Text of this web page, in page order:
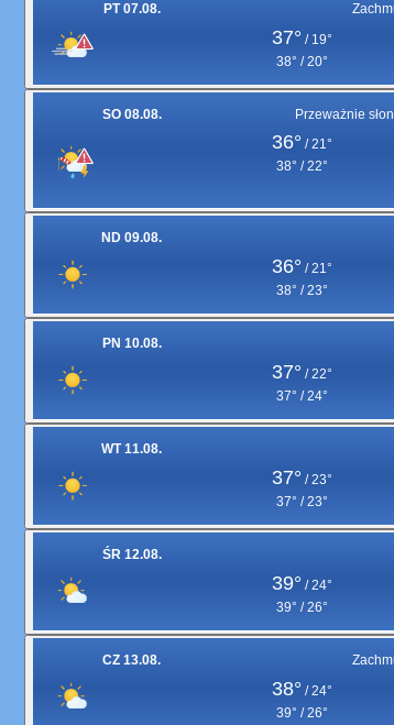
PT 07.08.
37° / 19°
38° / 20°
SO 08.08. Przeważnie
36° / 21°
38° / 22°
ND 09.08.
36° / 21°
38° / 23°
PN 10.08.
37° / 22°
37° / 24°
WT 11.08.
37° / 23°
37° / 23°
ŚR 12.08.
39° / 24°
39° / 26°
CZ 13.08.
38° / 24°
39° / 26°